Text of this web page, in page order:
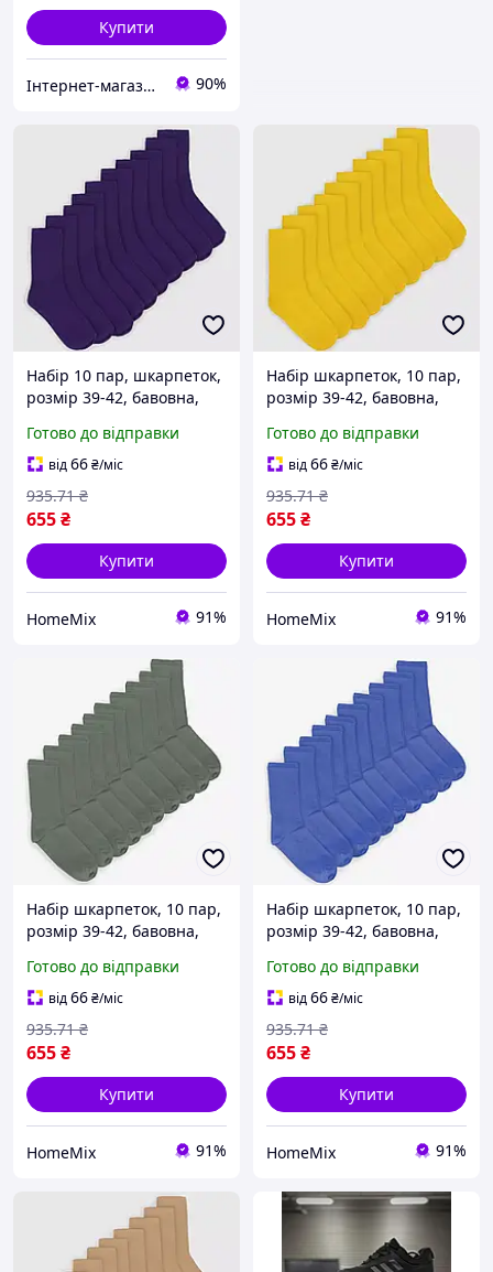
Купити
Інтернет-магазин Look 100 Clothes 90%
Набір 10 пар, шкарпеток,
розмір 39-42, бавовна,
бавовняні / Шкарпетки
класичні / Шкарпетки
демісезонні
Готово до відправки
від66₴/міс
655₴
935.71 ₴
Купити
HomeMix 91%
Набір шкарпеток, 10 пар,
розмір 39-42, бавовна,
бавовняні / Шкарпетки
класичні / Шкарпетки
демісезонні
Готово до відправки
від66₴/міс
655₴
935.71 ₴
Купити
HomeMix 91%
Набір шкарпеток, 10 пар,
розмір 39-42, бавовна,
бавовняні / Шкарпетки
класичні / Шкарпетки
демісезонні
Готово до відправки
від66₴/міс
655₴
935.71 ₴
Купити
HomeMix 91%
Набір шкарпеток, 10 пар,
розмір 39-42, бавовна,
бавовняні / Шкарпетки
класичні / Шкарпетки
демісезонні
Готово до відправки
від66₴/міс
655₴
935.71 ₴
Купити
HomeMix 91%